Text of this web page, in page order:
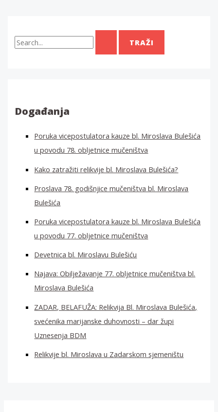
T
r
:Događanja
Poruka vicepostulatora kauze bl. Miroslava Bulešića
u povodu 78. obljetnice mučeništva
Kako zatražiti relikvije bl. Miroslava Bulešića?
Proslava 78. godišnjice mučeništva bl. Miroslava
Bulešića
Poruka vicepostulatora kauze bl. Miroslava Bulešića
u povodu 77. obljetnice mučeništva
Devetnica bl. Miroslavu Bulešiću
Najava: Obilježavanje 77. obljetnice mučeništva bl.
Miroslava Bulešića
ZADAR, BELAFUŽA: Relikvija Bl. Miroslava Bulešića,
svećenika marijanske duhovnosti – dar župi
Uznesenja BDM
Relikvije bl. Miroslava u Zadarskom sjemeništu